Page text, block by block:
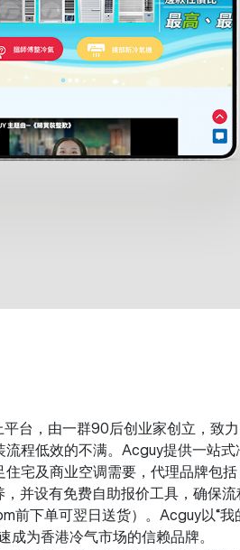
台，由一群90后创业家创立，致力
程低效的不满。Acguy提供一站式
宅及商业空调需要，代理品牌包括
并设有免费自助报价工具，确保流
前下单可翌日送货）。Acguy以“我
成为香港冷气市场的信赖品牌。